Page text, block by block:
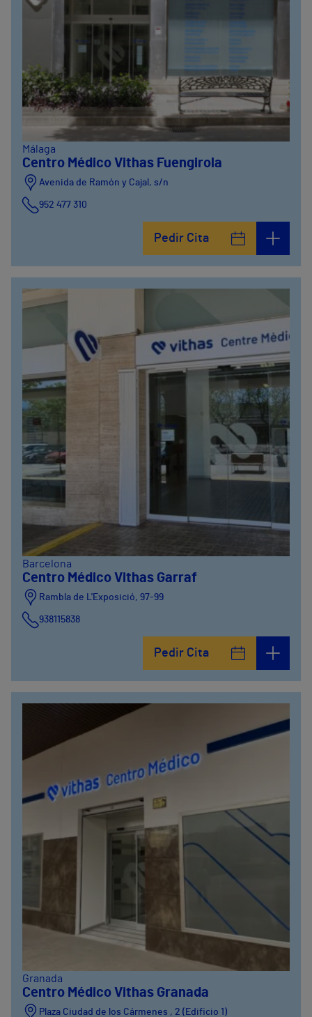
Málaga
Centro Médico Vithas Fuengirola
Avenida de Ramón y Cajal, s/n
952 477 310
Pedir Cita
Barcelona
Centro Médico Vithas Garraf
Rambla de L'Exposició, 97-99
938115838
Pedir Cita
Granada
Centro Médico Vithas Granada
Plaza Ciudad de los Cármenes , 2 (Edificio 1)